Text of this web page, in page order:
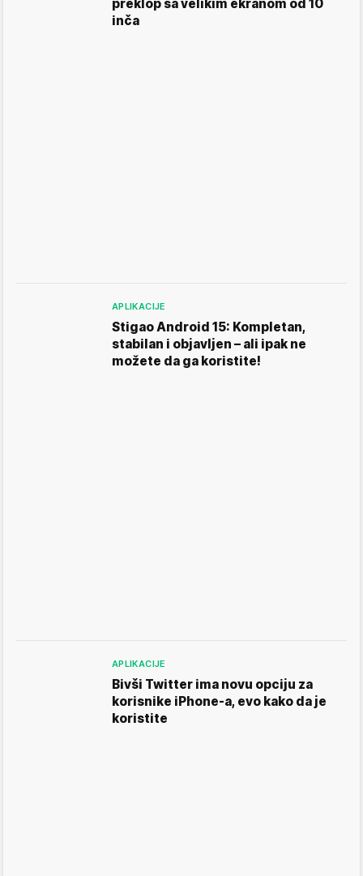
preklop sa velikim ekranom od 10
inča
APLIKACIJE
Stigao Android 15: Kompletan,
stabilan i objavljen – ali ipak ne
možete da ga koristite!
APLIKACIJE
Bivši Twitter ima novu opciju za
korisnike iPhone-a, evo kako da je
koristite